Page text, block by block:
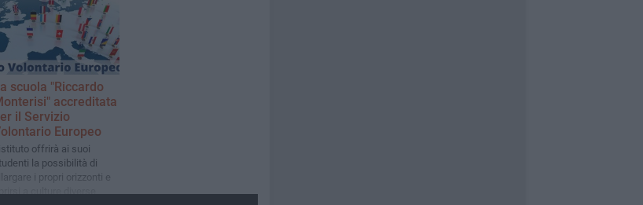
scuola "Riccardo
accreditata
il Servizio
Europeo
offrirà ai suoi
la possibilità di
i propri orizzonti e